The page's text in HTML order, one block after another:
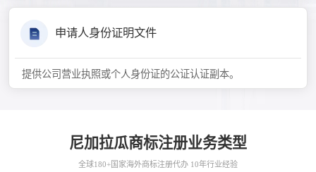
申请人身份证明文件
提供公司营业执照或个人身份证的公证认证副本。
尼加拉瓜商标注册业务类型
全球180+国家海外商标注册代办 10年行业经验